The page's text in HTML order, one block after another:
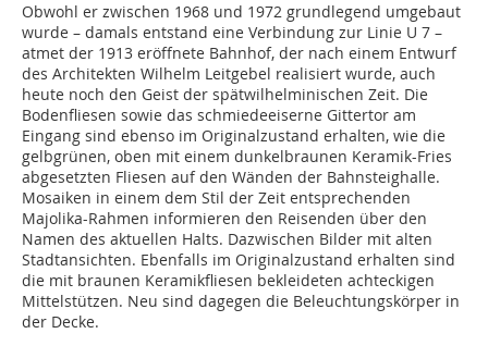
Obwohl er zwischen 1968 und 1972 grundlegend umgebaut
wurde – damals entstand eine Verbindung zur Linie U 7 –
atmet der 1913 eröffnete Bahnhof, der nach einem Entwurf
des Architekten Wilhelm Leitgebel realisiert wurde, auch
heute noch den Geist der spätwilhelminischen Zeit. Die
Bodenfliesen sowie das schmiedeeiserne Gittertor am
Eingang sind ebenso im Originalzustand erhalten, wie die
gelbgrünen, oben mit einem dunkelbraunen Keramik-Fries
abgesetzten Fliesen auf den Wänden der Bahnsteighalle.
Mosaiken in einem dem Stil der Zeit entsprechenden
Majolika-Rahmen informieren den Reisenden über den
Namen des aktuellen Halts. Dazwischen Bilder mit alten
Stadtansichten. Ebenfalls im Originalzustand erhalten sind
die mit braunen Keramikfliesen bekleideten achteckigen
Mittelstützen. Neu sind dagegen die Beleuchtungskörper in
der Decke.